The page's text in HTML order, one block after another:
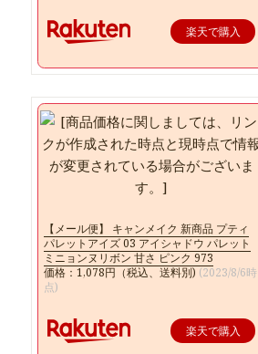
楽天で購入
【メール便】 キャンメイク 新商品 プティ
パレットアイズ 03 アイシャドウ パレット
ミニョンヌリボン 甘さ ピンク 973
価格：1,078円（税込、送料別) (2023/8/6時
点)
楽天で購入